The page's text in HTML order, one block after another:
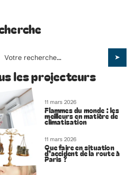
les projecteurs
11 mars 2026
Flammes du monde : les
meilleurs en matière de
climatisation
11 mars 2026
Que faire en situation
d’accident de la route à
Paris ?